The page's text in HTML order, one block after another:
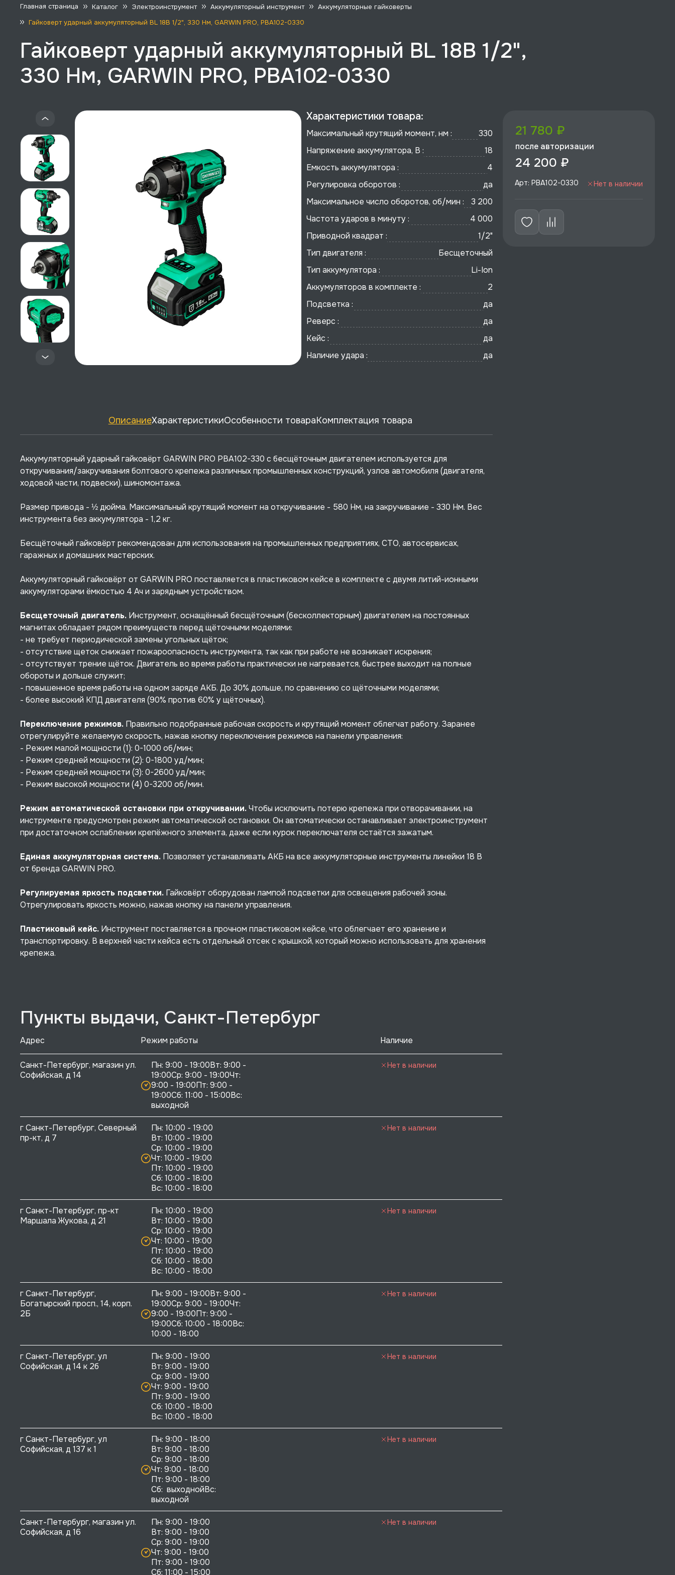
Главная страница Каталог Электроинструмент Аккумуляторный инструмент
Аккумуляторные гайковерты
Гайковерт ударный аккумуляторный BL 18В 1/2", 330 Нм, GARWIN PRO, PBA102-0330
Гайковерт ударный аккумуляторный BL 18В 1/2",
330 Нм, GARWIN PRO, PBA102-0330
Характеристики товара:
Максимальный крутящий момент, нм :
330
Напряжение аккумулятора, В :
18
Емкость аккумулятора :
4
Регулировка оборотов :
да
Максимальное число оборотов, об/мин :
3 200
Частота ударов в минуту :
4 000
Приводной квадрат :
1/2"
Тип двигателя :
Бесщеточный
Тип аккумулятора :
Li-Ion
Аккумуляторов в комплекте :
2
Подсветка :
да
Реверс :
да
Кейс :
да
Наличие удара :
да
ОписаниеХарактеристикиОсобенности товараКомплектация товара
Аккумуляторный ударный гайковёрт GARWIN PRO PBA102-330 с бесщёточным двигателем используется для
откручивания/закручивания болтового крепежа различных промышленных конструкций, узлов автомобиля (двигателя,
ходовой части, подвески), шиномонтажа.
Размер привода - ½ дюйма. Максимальный крутящий момент на откручивание - 580 Нм, на закручивание - 330 Нм. Вес
инструмента без аккумулятора - 1,2 кг.
Бесщёточный гайковёрт рекомендован для использования на промышленных предприятиях, СТО, автосервисах,
гаражных и домашних мастерских.
Аккумуляторный гайковёрт от GARWIN PRO поставляется в пластиковом кейсе в комплекте с двумя литий-ионными
аккумуляторами ёмкостью 4 Ач и зарядным устройством.
Бесщеточный двигатель. Инструмент, оснащённый бесщёточным (бесколлекторным) двигателем на постоянных
магнитах обладает рядом преимуществ перед щёточными моделями:
- не требует периодической замены угольных щёток;
- отсутствие щеток снижает пожароопасность инструмента, так как при работе не возникает искрения;
- отсутствует трение щёток. Двигатель во время работы практически не нагревается, быстрее выходит на полные
обороты и дольше служит;
- повышенное время работы на одном заряде АКБ. До 30% дольше, по сравнению со щёточными моделями;
- более высокий КПД двигателя (90% против 60% у щёточных).
Переключение режимов. Правильно подобранные рабочая скорость и крутящий момент облегчат работу. Заранее
отрегулируйте желаемую скорость, нажав кнопку переключения режимов на панели управления:
- Режим малой мощности (1): 0-1000 об/мин;
- Режим средней мощности (2): 0-1800 уд/мин;
- Режим средней мощности (3): 0-2600 уд/мин;
- Режим высокой мощности (4) 0-3200 об/мин.
Режим автоматической остановки при откручивании.Чтобы исключить потерю крепежа при отворачивании, на
инструменте предусмотрен режим автоматической остановки. Он автоматически останавливает электроинструмент
при достаточном ослаблении крепёжного элемента, даже если курок переключателя остаётся зажатым.
Единая аккумуляторная система. Позволяет устанавливать АКБ на все аккумуляторные инструменты линейки 18 В
от бренда GARWIN PRO.
Регулируемая яркость подсветки. Гайковёрт оборудован лампой подсветки для освещения рабочей зоны.
Отрегулировать яркость можно, нажав кнопку на панели управления.
Пластиковый кейс. Инструмент поставляется в прочном пластиковом кейсе, что облегчает его хранение и
транспортировку. В верхней части кейса есть отдельный отсек с крышкой, который можно использовать для хранения
крепежа.
Пункты выдачи, Санкт-Петербург
Адрес Режим работы Наличие
Санкт-Петербург, магазин ул.
Софийская, д 14
Пн: 9:00 - 19:00Вт: 9:00 -
19:00Ср: 9:00 - 19:00Чт:
9:00 - 19:00Пт: 9:00 -
19:00Сб: 11:00 - 15:00Вс:
выходной
Нет в наличии
г Санкт-Петербург, Северный
пр-кт, д 7
Пн: 10:00 - 19:00
Вт: 10:00 - 19:00
Ср: 10:00 - 19:00
Чт: 10:00 - 19:00
Пт: 10:00 - 19:00
Сб: 10:00 - 18:00
Нет в наличии
г Санкт-Петербург, пр-кт
Маршала Жукова, д 21
Пн: 10:00 - 19:00
Вт: 10:00 - 19:00
Ср: 10:00 - 19:00
Чт: 10:00 - 19:00
Пт: 10:00 - 19:00
Сб: 10:00 - 18:00
Нет в наличии
г Санкт-Петербург,
Богатырский просп., 14, корп.
2Б
Пн: 9:00 - 19:00Вт: 9:00 -
19:00Ср: 9:00 - 19:00Чт:
9:00 - 19:00Пт: 9:00 -
19:00Сб: 10:00 - 18:00Вс:
10:00 - 18:00
Нет в наличии
г Санкт-Петербург, ул
Софийская, д 14 к 2б
Пн: 9:00 - 19:00
Вт: 9:00 - 19:00
Ср: 9:00 - 19:00
Чт: 9:00 - 19:00
Пт: 9:00 - 19:00
Сб: 10:00 - 18:00
Нет в наличии
г Санкт-Петербург, ул
Софийская, д 137 к 1
Пн: 9:00 - 18:00
Вт: 9:00 - 18:00
Ср: 9:00 - 18:00
Чт: 9:00 - 18:00
Пт: 9:00 - 18:00
Сб:  выходнойВс:
выходной
Нет в наличии
Санкт-Петербург, магазин ул.
Софийская, д 16
Пн: 9:00 - 19:00
Вт: 9:00 - 19:00
Ср: 9:00 - 19:00
Чт: 9:00 - 19:00
Пт: 9:00 - 19:00
Сб: 11:00 - 15:00
Нет в наличии
21 780 ₽
после авторизации
24 200 ₽
Арт: PBA102-0330 Нет в наличии